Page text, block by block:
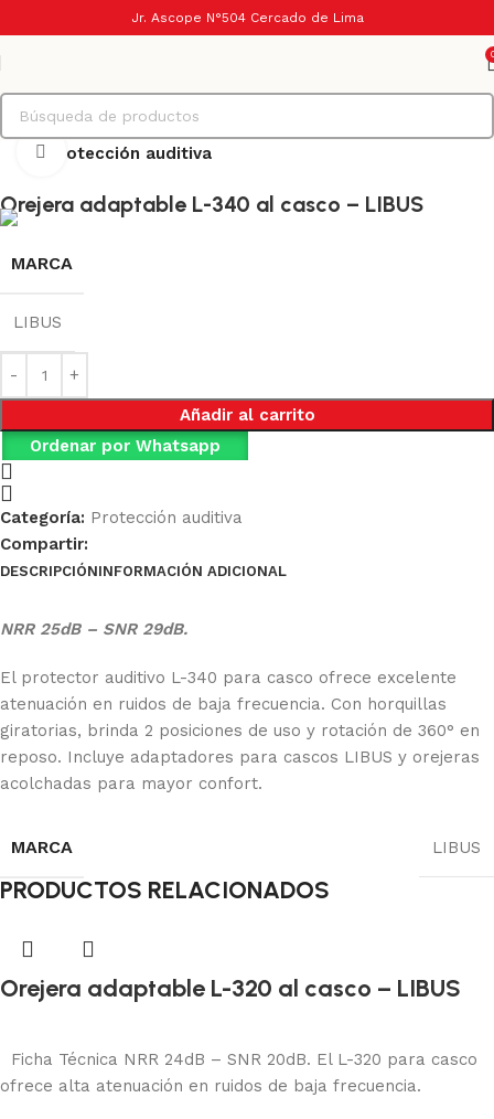
Jr. Ascope N°504 Cercado de Lima
Inicio Protección auditiva
Haga Click para agrandar
Orejera adaptable L-340 al casco – LIBUS
MARCA
LIBUS
Añadir al carrito
Ordenar por Whatsapp
Categoría: Protección auditiva
Compartir:
DESCRIPCIÓNINFORMACIÓN ADICIONAL
NRR 25dB – SNR 29dB.
El protector auditivo L-340 para casco ofrece excelente
atenuación en ruidos de baja frecuencia. Con horquillas
giratorias, brinda 2 posiciones de uso y rotación de 360° en
reposo. Incluye adaptadores para cascos LIBUS y orejeras
acolchadas para mayor confort.
MARCA LIBUS
PRODUCTOS RELACIONADOS
Orejera adaptable L-320 al casco – LIBUS
Protección auditiva
Ficha Técnica NRR 24dB – SNR 20dB. El L-320 para casco
ofrece alta atenuación en ruidos de baja frecuencia.